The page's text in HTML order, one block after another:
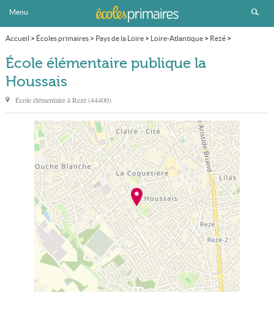
Menu
Accueil > Écoles primaires> Pays de la Loire> Loire-Atlantique> Rezé>
École élémentaire publique la Houssais
École élémentaire publique la
Houssais
École élémentaire àRezé(44400)